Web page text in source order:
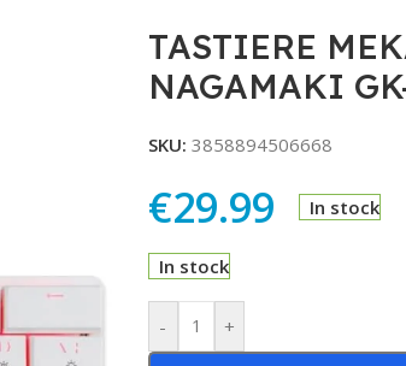
TASTIERE
NAGAMAKI
SKU: 3858894506668
€29.99 In stock
In stock
- +
Alternative: